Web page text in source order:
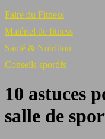
Faire du Fitness
Matériel de fitness
Santé & Nutrition
Conseils sportifs
10 astuces
salle de